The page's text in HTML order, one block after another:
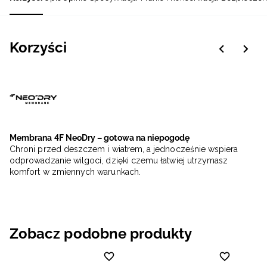
Korzyści
Membrana 4F NeoDry – gotowa na niepogodę
Chroni przed deszczem i wiatrem, a jednocześnie wspiera
odprowadzanie wilgoci, dzięki czemu łatwiej utrzymasz
komfort w zmiennych warunkach.
Zobacz podobne produkty